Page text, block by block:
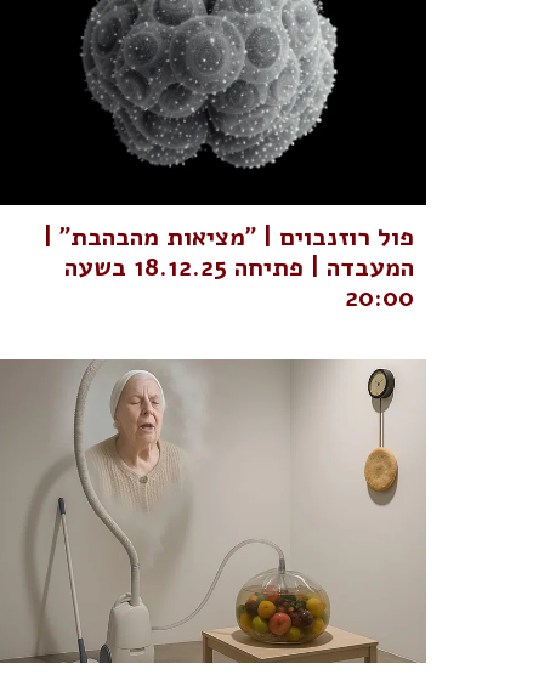
פול רוזנבוים | "מציאות מהבהבת" |
המעבדה | פתיחה 18.12.25 בשעה
20:00